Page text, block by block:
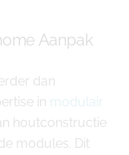
Aanpak
dan
in modulair
houtconstructie
modules. Dit